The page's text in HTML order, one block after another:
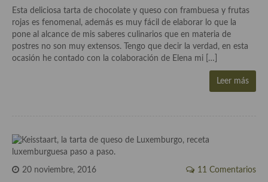
Aderezos, salsas, vinagretas, especias, hierbas aromáticas o
aditivos
Especias, mezclas de especias
Sales y polvos
Esta deliciosa tarta de chocolate y queso con frambuesa y frutas
rojas es fenomenal, además es muy fácil de elaborar lo que la
pone al alcance de mis saberes culinarios que en materia de
postres no son muy extensos. Tengo que decir la verdad, en esta
ocasión he contado con la colaboración de Elena mi […]
Leer más
20 noviembre, 2016 11 Comentarios